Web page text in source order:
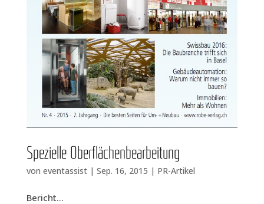
Spe­zi­el­le Oberflächenbearbeitung
von eventassist| Sep. 16, 2015 | PR-Artikel
Bericht...